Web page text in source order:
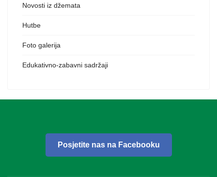
Novosti iz džemata
Hutbe
Foto galerija
Edukativno-zabavni sadržaji
Posjetite nas na Facebooku